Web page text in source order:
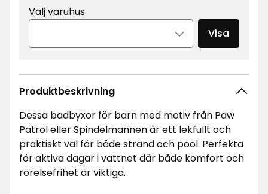
Välj varuhus
Visa
Produktbeskrivning
Dessa badbyxor för barn med motiv från Paw
Patrol eller Spindelmannen är ett lekfullt och
praktiskt val för både strand och pool. Perfekta
för aktiva dagar i vattnet där både komfort och
rörelsefrihet är viktiga.